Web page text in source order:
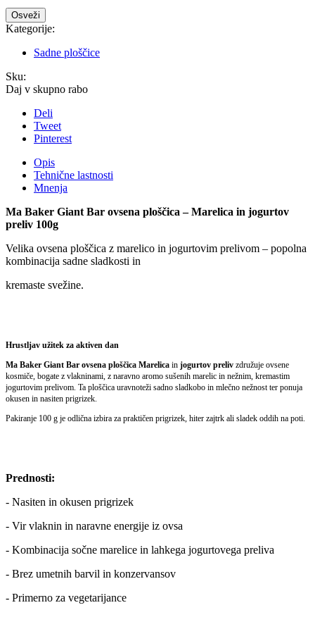
Kategorije:
Sadne ploščice
Sku:
Daj v skupno rabo
Deli
Tweet
Pinterest
Opis
Tehnične lastnosti
Mnenja
Ma Baker Giant Bar ovsena ploščica – Marelica in jogurtov
preliv 100g
Velika ovsena ploščica z marelico in jogurtovim prelivom – popolna
kombinacija sadne sladkosti in
kremaste svežine.
Hrustljav užitek za aktiven dan
Ma Baker Giant Bar ovsena ploščica Marelica in jogurtov preliv združuje ovsene
kosmiče, bogate z vlakninami, z naravno aromo sušenih marelic in nežnim, kremastim
jogurtovim prelivom. Ta ploščica uravnoteži sadno sladkobo in mlečno nežnost ter ponuja
okusen in nasiten prigrizek.
Pakiranje 100 g je odlična izbira za praktičen prigrizek, hiter zajtrk ali sladek oddih na poti.
Prednosti:
- Nasiten in okusen prigrizek
- Vir vlaknin in naravne energije iz ovsa
- Kombinacija sočne marelice in lahkega jogurtovega preliva
- Brez umetnih barvil in konzervansov
- Primerno za vegetarijance